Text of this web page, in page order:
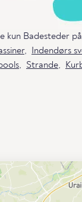
kun Badesteder
, Indendørs
, Strande,